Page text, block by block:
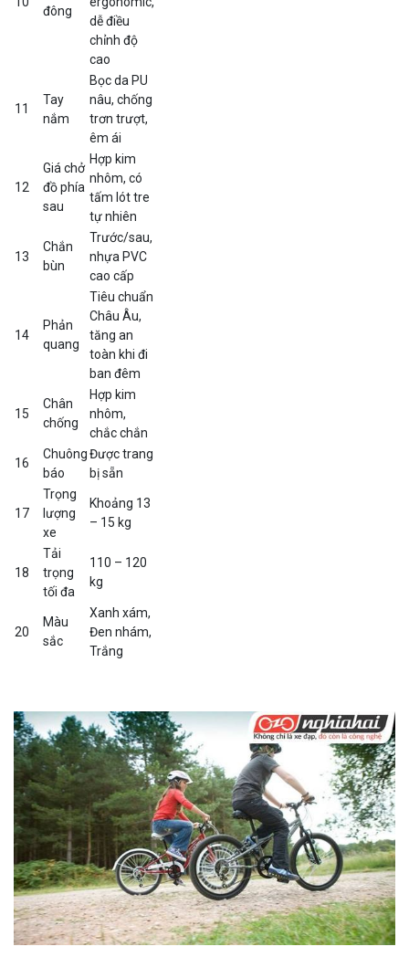
đông
dễ điều
chỉnh độ
cao
11
Tay
nắm
Bọc da PU
nâu, chống
trơn trượt,
êm ái
12
Giá chở
đồ phía
sau
Hợp kim
nhôm, có
tấm lót tre
tự nhiên
13
Chắn
bùn
Trước/sau,
nhựa PVC
cao cấp
14
Phản
quang
Tiêu chuẩn
Châu Âu,
tăng an
toàn khi đi
ban đêm
15
Chân
chống
Hợp kim
nhôm,
chắc chắn
16
Chuông
báo
Được trang
bị sẵn
17
Trọng
lượng
xe
Khoảng 13
– 15 kg
18
Tải
trọng
tối đa
110 – 120
kg
20
Màu
sắc
Xanh xám,
Đen nhám,
Trắng